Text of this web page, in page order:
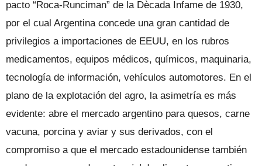
pacto “Roca-Runciman” de la Dècada Infame de 1930,
por el cual Argentina concede una gran cantidad de
privilegios a importaciones de EEUU, en los rubros
medicamentos, equipos médicos, químicos, maquinaria,
tecnología de información, vehículos automotores. En el
plano de la explotación del agro, la asimetría es más
evidente: abre el mercado argentino para quesos, carne
vacuna, porcina y aviar y sus derivados, con el
compromiso a que el mercado estadounidense también